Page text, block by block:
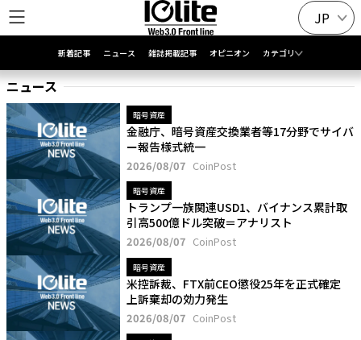
JP
新着記事 ニュース 雑誌掲載記事 オピニオン カテゴリ
ニュース
暗号資産
金融庁、暗号資産交換業者等17分野でサイバ
ー報告様式統一
2026/08/07 CoinPost
暗号資産
トランプ一族関連USD1、バイナンス累計取
引高500億ドル突破＝アナリスト
2026/08/07 CoinPost
暗号資産
米控訴裁、FTX前CEO懲役25年を正式確定
上訴棄却の効力発生
2026/08/07 CoinPost